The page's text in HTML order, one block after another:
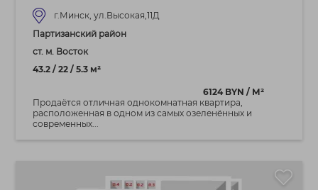
г.Минск, ул.Высокая,11Д
Партизанский район
ст. м. Восток
43.2 / 22 / 5.3 м²
6124 BYN / М²
Продаётся отличная однокомнатная квартира,
расположенная в одном из самых озеленённых и
современных...